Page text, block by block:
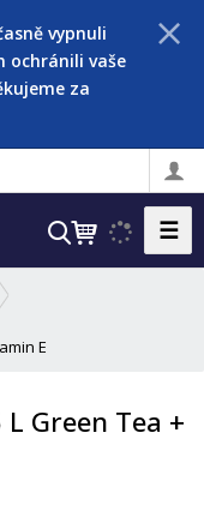
vypnuli
ochránili vaše
za
V
t
☰
E
Green Tea +